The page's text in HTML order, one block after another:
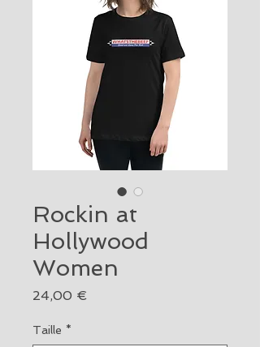
Rockin at
Hollywood
Women
24,00 €
Taille *